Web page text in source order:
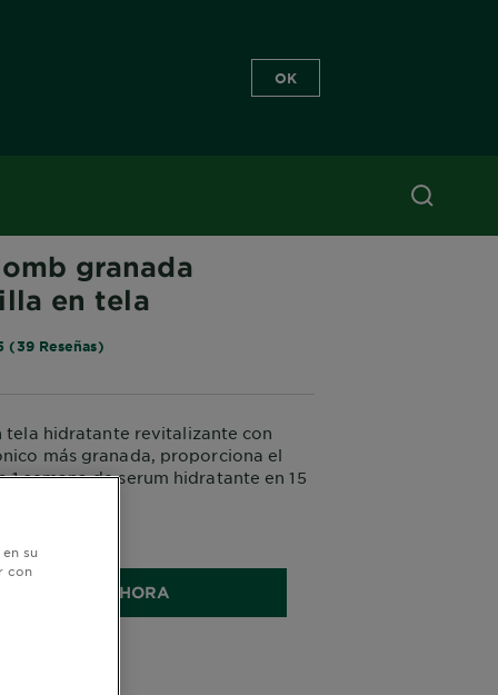
OK
granada
en tela
(39 Reseñas)
tela hidratante revitalizante con
más granada, proporciona el
1 semana de serum hidratante en 15
COMPRAR AHORA
su
con